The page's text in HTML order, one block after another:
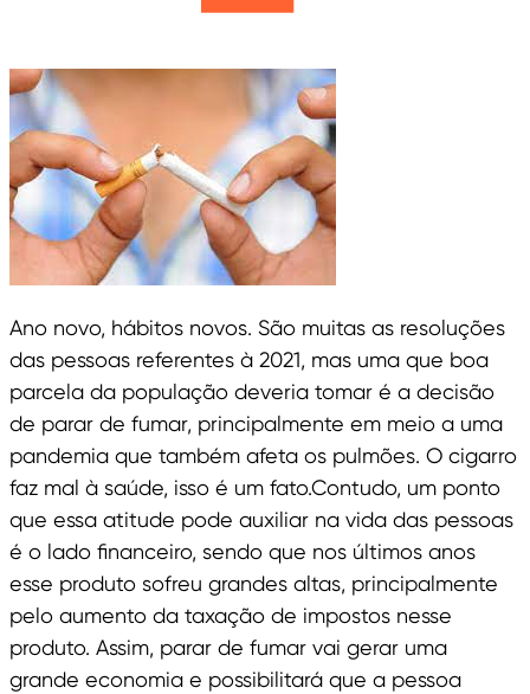
Ano novo, hábitos novos. São muitas as resoluções
das pessoas referentes à 2021, mas uma que boa
parcela da população deveria tomar é a decisão
de parar de fumar, principalmente em meio a uma
pandemia que também afeta os pulmões. O cigarro
faz mal à saúde, isso é um fato.Contudo, um ponto
que essa atitude pode auxiliar na vida das pessoas
é o lado financeiro, sendo que nos últimos anos
esse produto sofreu grandes altas, principalmente
pelo aumento da taxação de impostos nesse
produto. Assim, parar de fumar vai gerar uma
grande economia e possibilitará que a pessoa